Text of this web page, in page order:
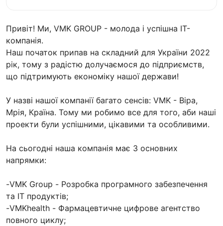
Привіт! Ми, VMK GROUP - молода і успішна IT-
компанія.
Наш початок припав на складний для України 2022
рік, тому з радістю долучаємося до підприємств,
що підтримують економіку нашої держави!
У назві нашої компанії багато сенсів: VMK - Віра,
Мрія, Країна. Тому ми робимо все для того, аби наші
проекти були успішними, цікавими та особливими.
На сьогодні наша компанія має 3 основних
напрямки:
-VMK Group - Розробка програмного забезпечення
та IT продуктів;
-VMKhealth - Фармацевтичне цифрове агентство
повного циклу;